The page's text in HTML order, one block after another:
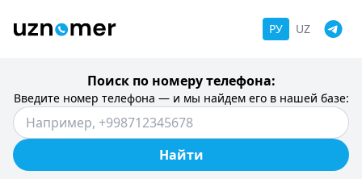
РУ UZ
Поиск по номеру телефона:
Введите номер телефона — и мы найдем его в нашей базе:
Найти